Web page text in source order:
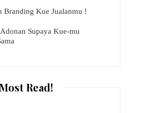
Kue Jualanmu !
Supaya Kue-mu
Read!